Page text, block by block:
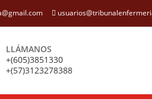
LLÁMANOS
+(605)3851330
+(57)3123278388